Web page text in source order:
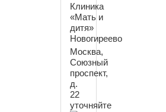
Клиника
«Мать и
дитя»
Новогиреево
Москва,
Союзный
проспект,
д.
22
уточняйте